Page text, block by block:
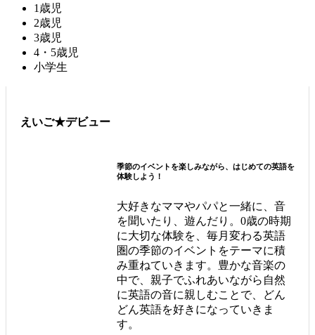
1歳児
2歳児
3歳児
4・5歳児
小学生
えいご★デビュー
季節のイベントを楽しみながら、はじめての英語を
体験しよう！
大好きなママやパパと一緒に、音
を聞いたり、遊んだり。0歳の時期
に大切な体験を、毎月変わる英語
圏の季節のイベントをテーマに積
み重ねていきます。豊かな音楽の
中で、親子でふれあいながら自然
に英語の音に親しむことで、どん
どん英語を好きになっていきま
す。